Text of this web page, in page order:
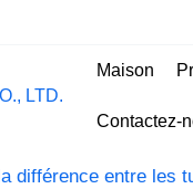
Maison
Contactez-
différence entre les